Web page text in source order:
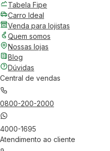
Tabela Fipe
Carro Ideal
Venda para lojistas
Quem somos
Nossas lojas
Blog
Dúvidas
Central de vendas
0800-200-2000
4000-1695
Atendimento ao cliente